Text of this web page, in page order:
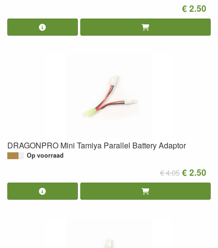
€ 2.50
DRAGONPRO Mini Tamiya Parallel Battery Adaptor
Op voorraad
€ 4.05 € 2.50